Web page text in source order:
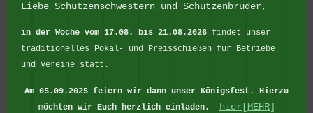
Liebe Schützenschwestern und Schützenbrüder,
in der Woche vom 17.08. bis 21.08.2026 findet unser
traditionelles Pokal- und Preisschießen für Betriebe
und Vereine statt.
Am 05.09.2025 feiern wir dann unser Königsfest. Hierzu
möchten wir Euch herzlich einladen.
hier[MEHR]